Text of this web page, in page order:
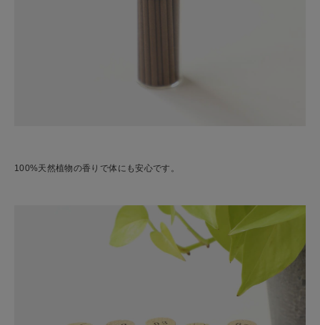
100%天然植物の香りで体にも安心です。